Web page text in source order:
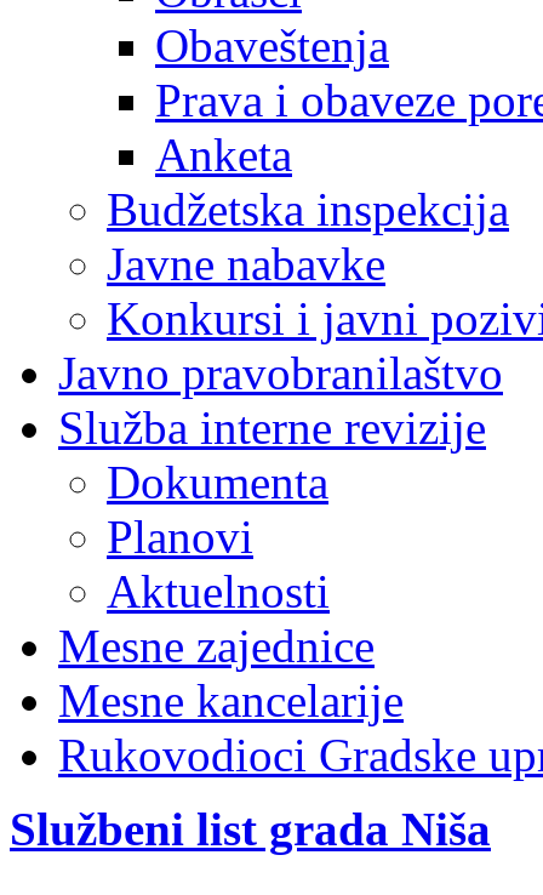
Obaveštenja
Prava i obaveze
Anketa
Budžetska inspekcija
Javne nabavke
Konkursi i javni
Javno pravobranilaštvo
Služba interne revizije
Dokumenta
Planovi
Aktuelnosti
Mesne zajednice
Mesne kancelarije
Rukovodioci Gradske
Službeni list grada Niša